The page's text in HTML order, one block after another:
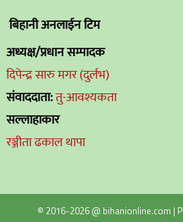
बिहानी अनलाईन टिम
अध्यक्ष/प्रधान सम्पादक
दिपेन्द्र सारु मगर (दुर्लभ)
संवाददाता:तु-आवश्यकता
सल्लाहाकार
रञ्जीता ढकाल थापा
© 2016-2026 @ bihanionline.com |